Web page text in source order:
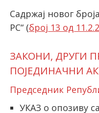
latinica
Садржај новог
РС“ (број 13 од
ЗАКОНИ, ДРУГИ
ПОЈЕДИНАЧНИ
Председник
УКАЗ о опозиву